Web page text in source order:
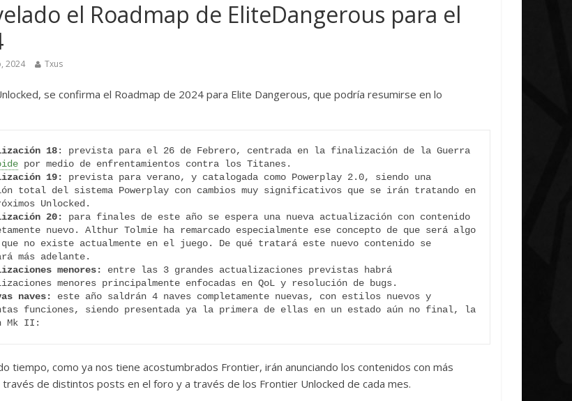
el Roadmap de EliteDangerous para el
2024 Txus
se confirma el Roadmap de 2024 para Elite Dangerous, que podría resumirse en lo
18
19:
prevista para verano, y catalogada como Powerplay 2.0, siendo una
total del sistema Powerplay con cambios muy significativos que se irán tratando en
20:
para finales de este año se espera una nueva actualización con contenido
nuevo. Althur Tolmie ha remarcado especialmente ese concepto de que será algo
que no existe actualmente en el juego. De qué tratará este nuevo contenido se
menores:
entre las 3 grandes actualizaciones previstas habrá
naves:
este año saldrán 4 naves completamente nuevas, con estilos nuevos y
funciones, siendo presentada ya la primera de ellas en un estado aún no final, la
Mk II:
tiempo, como ya nos tiene acostumbrados Frontier, irán anunciando los contenidos con más
de distintos posts en el foro y a través de los Frontier Unlocked de cada mes.
Mayo de 2026
Initiative Concludes
Unica